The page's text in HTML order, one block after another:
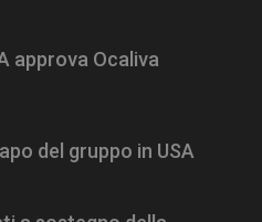
approva Ocaliva
del gruppo in USA
www.dailyhealthindustry.it